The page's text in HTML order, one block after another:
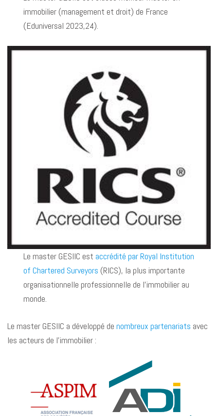
immobilier (management et droit) de France
(Eduniversal 2023,24).
Le master GESIIC est accrédité par Royal Institution
of Chartered Surveyors (RICS), la plus importante
organisationnelle professionnelle de l’immobilier au
monde.
Le master GESIIC a développé de nombreux partenariats avec
les acteurs de l’immobilier :